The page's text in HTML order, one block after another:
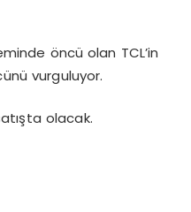
öncü olan TCL’in
vurguluyor.
olacak.